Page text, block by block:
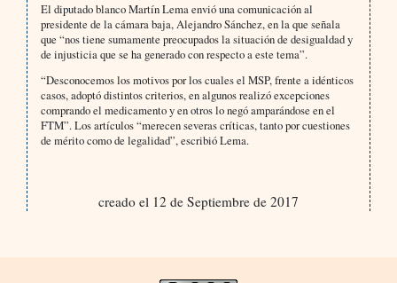
El diputado blanco Martín Lema envió una comunicación al
presidente de la cámara baja, Alejandro Sánchez, en la que señala
que “nos tiene sumamente preocupados la situación de desigualdad y
de injusticia que se ha generado con respecto a este tema”.
“Desconocemos los motivos por los cuales el MSP, frente a idénticos
casos, adoptó distintos criterios, en algunos realizó excepciones
comprando el medicamento y en otros lo negó amparándose en el
FTM”. Los artículos “merecen severas críticas, tanto por cuestiones
de mérito como de legalidad”, escribió Lema.
creado el 12 de Septiembre de 2017